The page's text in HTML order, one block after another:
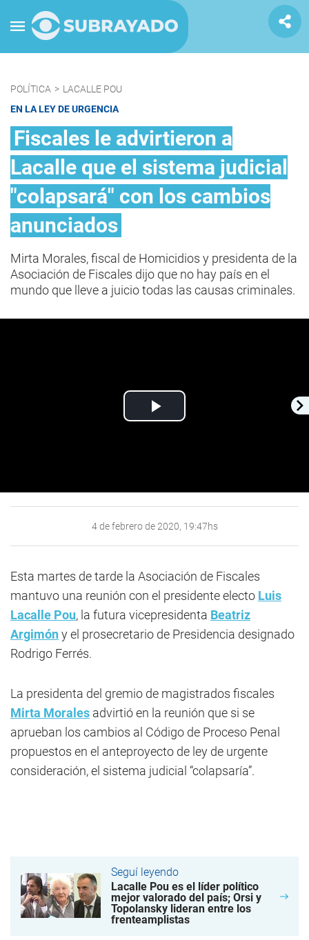
POLÍTICA > LACALLE POU
EN LA LEY DE URGENCIA
Fiscales le advirtieron a
Lacalle que el sistema judicial
"colapsará" con los cambios
anunciados
Mirta Morales, fiscal de Homicidios y presidenta de la
Asociación de Fiscales dijo que no hay país en el
mundo que lleve a juicio todas las causas criminales.
Play
4 de febrero de 2020, 19:47hs
Esta martes de tarde la Asociación de Fiscales
mantuvo una reunión con el presidente electo Luis
Lacalle Pou, la futura vicepresidenta Beatriz
Argimóny el prosecretario de Presidencia designado
Rodrigo Ferrés.
La presidenta del gremio de magistrados fiscales
Mirta Morales advirtió en la reunión que si se
aprueban los cambios al Código de Proceso Penal
propuestos en el anteproyecto de ley de urgente
consideración, el sistema judicial “colapsaría”.
Seguí leyendo
Lacalle Pou es el líder político
mejor valorado del país; Orsi y
Topolansky lideran entre los
frenteamplistas